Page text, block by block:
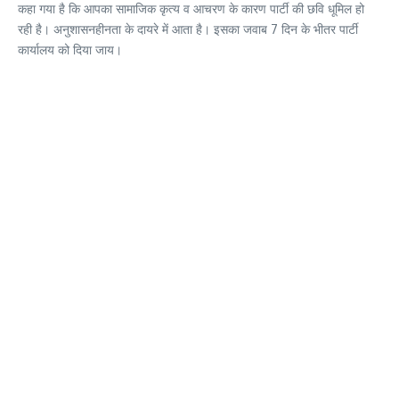
कहा गया है कि आपका सामाजिक कृत्य व आचरण के कारण पार्टी की छवि धूमिल हो
रही है। अनुशासनहीनता के दायरे में आता है। इसका जवाब 7 दिन के भीतर पार्टी
कार्यालय को दिया जाय।